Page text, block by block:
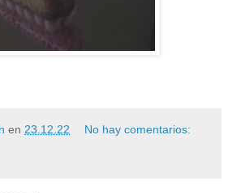
en 23.12.22 No hay comentarios: